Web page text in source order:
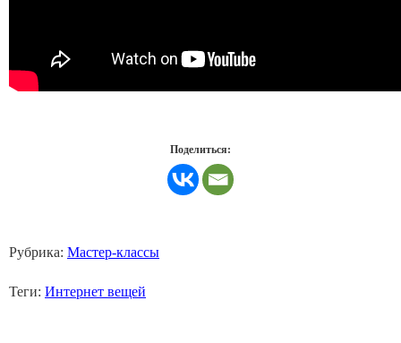
Поделиться:
Рубрика: Мастер-классы
Теги: Интернет вещей